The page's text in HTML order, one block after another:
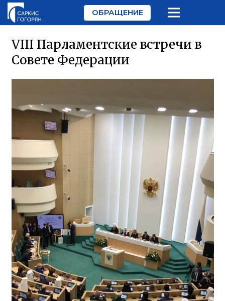
ОБРАЩЕНИЕ
VIII Парламентские встречи в
Совете Федерации